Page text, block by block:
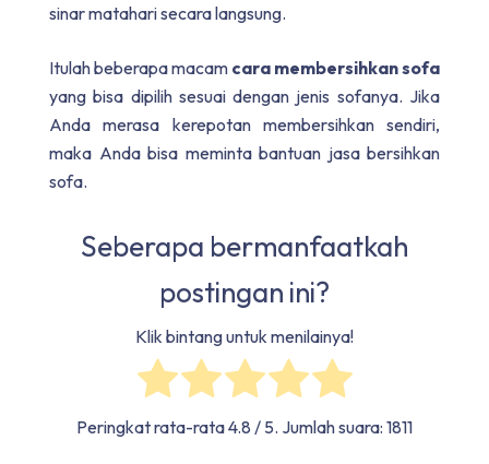
sinar matahari secara langsung.
Itulah beberapa macam cara membersihkan sofa
yang bisa dipilih sesuai dengan jenis sofanya. Jika
Anda merasa kerepotan membersihkan sendiri,
maka Anda bisa meminta bantuan jasa bersihkan
sofa.
Seberapa bermanfaatkah
postingan ini?
Klik bintang untuk menilainya!
Peringkat rata-rata4.8 / 5. Jumlah suara: 1811